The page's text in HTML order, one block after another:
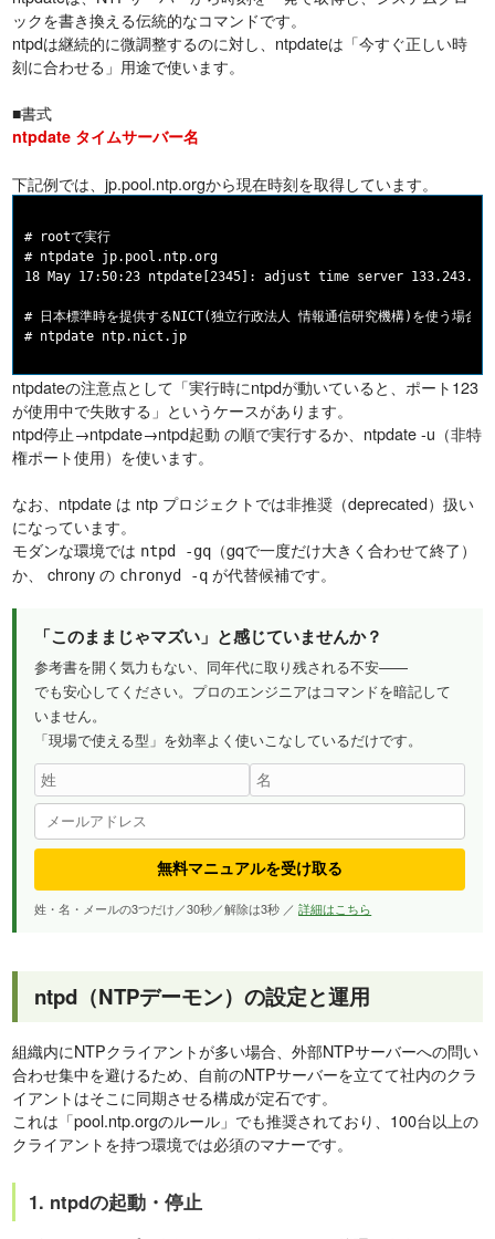
ックを書き換える伝統的なコマンドです。
ntpdは継続的に微調整するのに対し、ntpdateは「今すぐ正しい時
刻に合わせる」用途で使います。
■書式
ntpdate タイムサーバー名
下記例では、jp.pool.ntp.orgから現在時刻を取得しています。
# rootで実行
# ntpdate jp.pool.ntp.org
18 May 17:50:23 ntpdate[2345]: adjust time server
# 日本標準時を提供するNICT(独立行政法人 情報通信研究機構)を使う場合
ntpdateの注意点として「実行時にntpdが動いていると、ポート123
が使用中で失敗する」というケースがあります。
ntpd停止→ntpdate→ntpd起動 の順で実行するか、ntpdate -u（非特
権ポート使用）を使います。
なお、ntpdate は ntp プロジェクトでは非推奨（deprecated）扱い
になっています。
モダンな環境では ntpd -gq （gqで一度だけ大きく合わせて終了）
か、 chrony の chronyd -q が代替候補です。
「このままじゃマズい」と感じていませんか？
参考書を開く気力もない、同年代に取り残される不安——
でも安心してください。プロのエンジニアはコマンドを暗記して
いません。
「現場で使える型」を効率よく使いこなしているだけです。
無料マニュアルを受け取る
姓・名・メールの3つだけ／30秒／解除は3秒 ／詳細はこちら
ntpd（NTPデーモン）の設定と運用
組織内にNTPクライアントが多い場合、外部NTPサーバーへの問い
合わせ集中を避けるため、自前のNTPサーバーを立てて社内のクラ
イアントはそこに同期させる構成が定石です。
これは「pool.ntp.orgのルール」でも推奨されており、100台以上の
クライアントを持つ環境では必須のマナーです。
1. ntpdの起動・停止